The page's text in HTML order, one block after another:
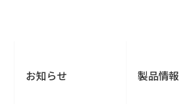
お知らせ 製品情報